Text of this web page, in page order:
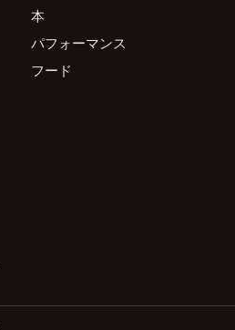
本
パフォーマンス
フード